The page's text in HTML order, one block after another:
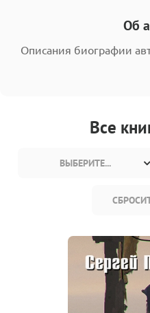
Об
Описания биографии
Все
ВЫБЕРИТЕ...